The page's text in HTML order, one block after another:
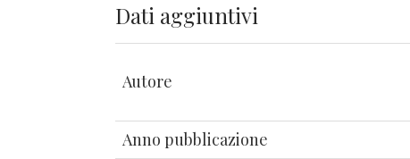
Dati aggiuntivi
Autore
Anno pubblicazione